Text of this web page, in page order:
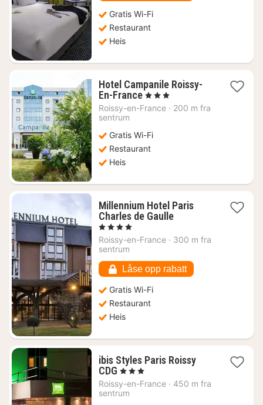
Gratis Wi-Fi
Restaurant
Heis
Hotel Campanile Roissy-
En-France1
natt
kr.
, 3 Stjerner
Roissy-en-France · 200 m fra
sentrum
Gratis Wi-Fi
Restaurant
Heis
Millennium Hotel Paris
Charles de Gaulle1
fra
, 4 Stjerner
Roissy-en-France · 300 m fra
sentrum
Låse opp rabatt
Gratis Wi-Fi
Restaurant
Heis
ibis Styles Paris Roissy
CDG 1
natt
fra
, 3 Stjerner
Roissy-en-France · 450 m fra
sentrum